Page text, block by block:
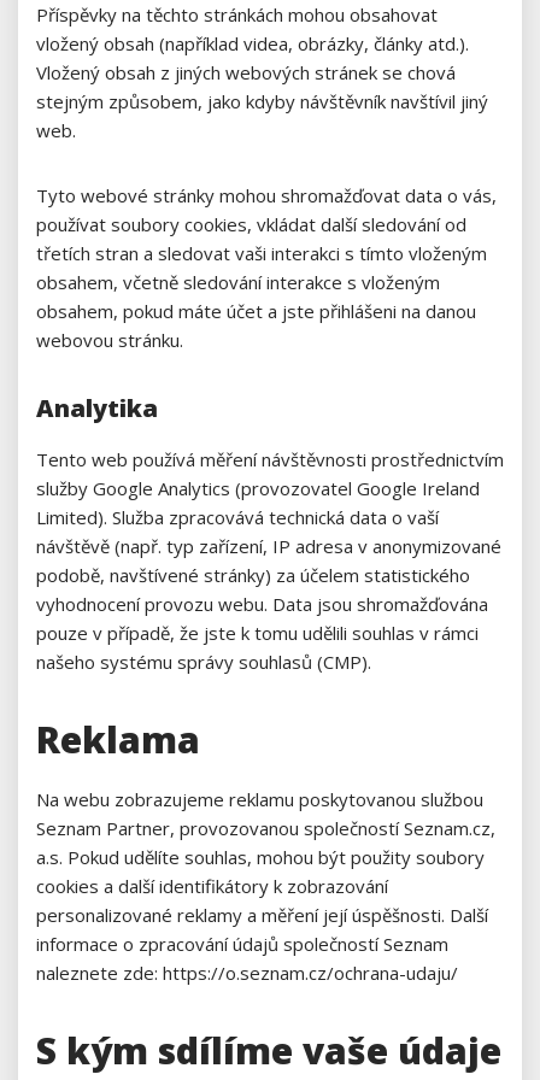
Příspěvky na těchto stránkách mohou obsahovat
vložený obsah (například videa, obrázky, články atd.).
Vložený obsah z jiných webových stránek se chová
stejným způsobem, jako kdyby návštěvník navštívil jiný
web.
Tyto webové stránky mohou shromažďovat data o vás,
používat soubory cookies, vkládat další sledování od
třetích stran a sledovat vaši interakci s tímto vloženým
obsahem, včetně sledování interakce s vloženým
obsahem, pokud máte účet a jste přihlášeni na danou
webovou stránku.
Analytika
Tento web používá měření návštěvnosti prostřednictvím
služby Google Analytics (provozovatel Google Ireland
Limited). Služba zpracovává technická data o vaší
návštěvě (např. typ zařízení, IP adresa v anonymizované
podobě, navštívené stránky) za účelem statistického
vyhodnocení provozu webu. Data jsou shromažďována
pouze v případě, že jste k tomu udělili souhlas v rámci
našeho systému správy souhlasů (CMP).
Reklama
Na webu zobrazujeme reklamu poskytovanou službou
Seznam Partner, provozovanou společností Seznam.cz,
a.s. Pokud udělíte souhlas, mohou být použity soubory
cookies a další identifikátory k zobrazování
personalizované reklamy a měření její úspěšnosti. Další
informace o zpracování údajů společností Seznam
naleznete zde: https://o.seznam.cz/ochrana-udaju/
S kým sdílíme vaše údaje